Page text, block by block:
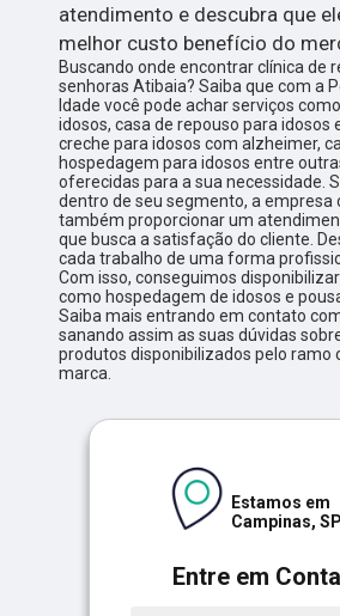
atendimento e descubra que
melhor custo benefício do
Buscando onde encontrar clínica de
senhoras Atibaia? Saiba que com a
Idade você pode achar serviços
idosos, casa de repouso para idosos
creche para idosos com alzheimer,
hospedagem para idosos entre
oferecidas para a sua necessidade.
dentro de seu segmento, a empresa
também proporcionar um
que busca a satisfação do cliente.
cada trabalho de uma forma
Com isso, conseguimos
como hospedagem de idosos e
Saiba mais entrando em contato
sanando assim as suas dúvidas
produtos disponibilizados pelo ramo
marca.
Entre em
Estamos em
Campinas, SP